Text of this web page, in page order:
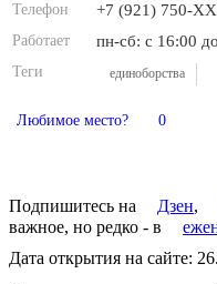
Телефон
+7 (921) 750-
Работает
пн-сб: с 16:00
Теги единоборства
Любимое место? 0
Подпишитесь на Дзен,
важное, но редко - в
Дата открытия на сайте: